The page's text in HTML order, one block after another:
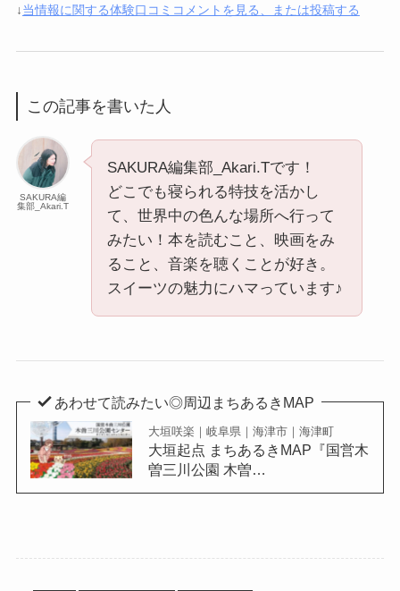
↓当情報に関する体験口コミコメントを見る、または投稿する
この記事を書いた人
SAKURA編
集部_Akari.T
SAKURA編集部_Akari.Tです！
どこでも寝られる特技を活かし
て、世界中の色んな場所へ行って
みたい！本を読むこと、映画をみ
ること、音楽を聴くことが好き。
スイーツの魅力にハマっています♪
あわせて読みたい◎周辺まちあるきMAP
大垣咲楽｜岐阜県｜海津市｜海津町
大垣起点 まちあるきMAP『国営木
曽三川公園 木曽…